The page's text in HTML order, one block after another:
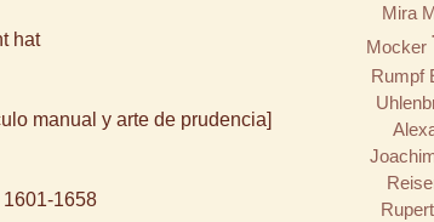
hat
manual y arte de prudencia]
1658
Mira
Mocker
Rumpf